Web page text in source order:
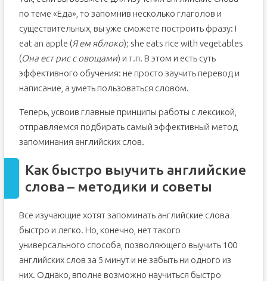
по теме «Еда», то запомнив несколько глаголов и
существительных, вы уже сможете построить фразу: I
eat an apple (Я ем яблоко); she eats rice with vegetables
(Она ест рис с овощами) и т.п. В этом и есть суть
эффективного обучения: не просто заучить перевод и
написание, а уметь пользоваться словом.
Теперь, усвоив главные принципы работы с лексикой,
отправляемся подбирать самый эффективный метод
запоминания английских слов.
Как быстро выучить английские
слова – методики и советы
Все изучающие хотят запоминать английские слова
быстро и легко. Но, конечно, нет такого
универсального способа, позволяющего выучить 100
английских слов за 5 минут и не забыть ни одного из
них. Однако, вполне возможно научиться быстро